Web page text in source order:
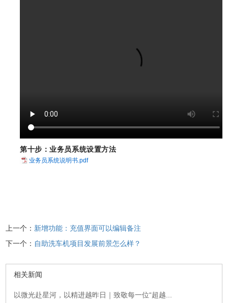
第十步：业务员系统设置方法
业务员系统说明书.pdf
上一个： 新增功能：充值界面可以编辑备注
下一个： 自助洗车机项目发展前景怎么样？
相关新闻
以微光赴星河，以精进越昨日｜致敬每一位“超越...